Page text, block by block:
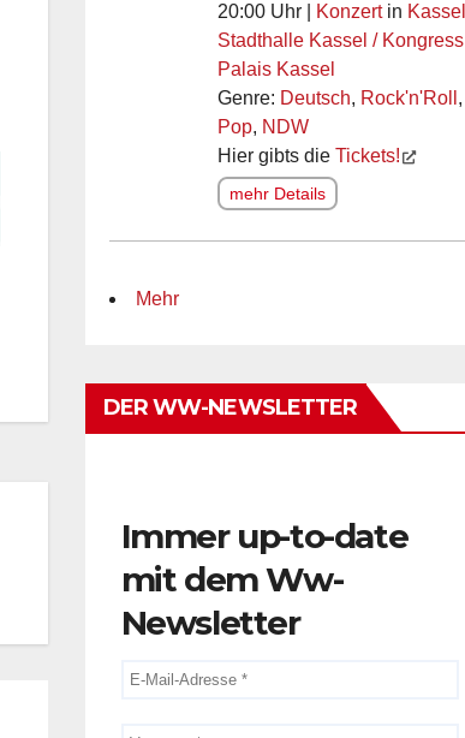
20:00 Uhr | Konzertin Kassel
Stadthalle Kassel / Kongress
Palais Kassel
Genre: Deutsch, Rock'n'Roll ,
Pop, NDW
Hier gibts die Tickets!
mehr Details
Mehr
DER WW-NEWSLETTER
Immer up-to-date
mit dem Ww-
Newsletter